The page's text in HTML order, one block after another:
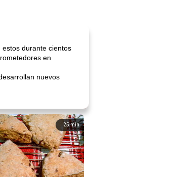
durante cientos
en
nuevos
25min